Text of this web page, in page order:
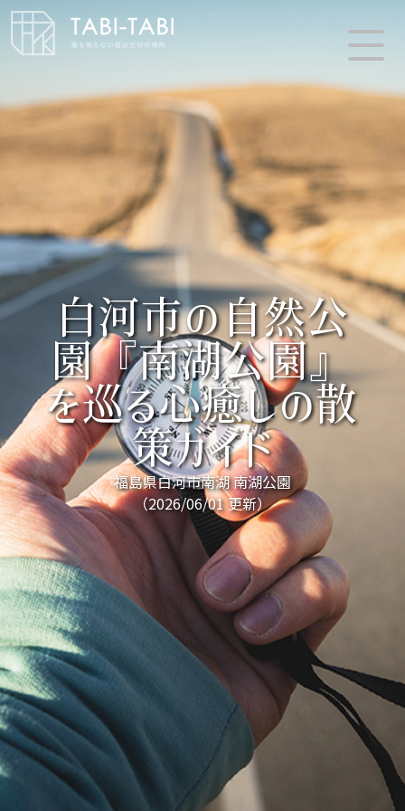
白河市の自然公
園『南湖公園』
を巡る心癒しの散
策ガイド
福島県白河市南湖 南湖公園
（2026/06/01 更新）